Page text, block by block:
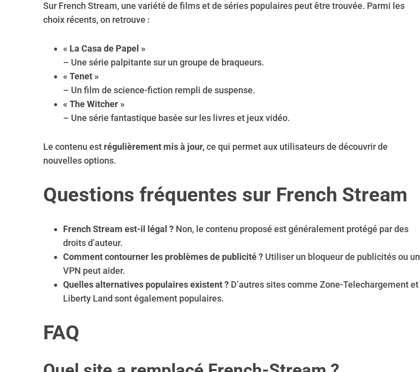
Sur French Stream, une variété de films et de séries populaires peut être trouvée. Parmi les
choix récents, on retrouve :
« La Casa de Papel »
– Une série palpitante sur un groupe de braqueurs.
« Tenet »
– Un film de science-fiction rempli de suspense.
« The Witcher »
– Une série fantastique basée sur les livres et jeux vidéo.
Le contenu est régulièrement mis à jour,ce qui permet aux utilisateurs de découvrir de
nouvelles options.
Questions fréquentes sur French Stream
French Stream est-il légal ? Non, le contenu proposé est généralement protégé par des
droits d’auteur.
Comment contourner les problèmes de publicité ? Utiliser un bloqueur de publicités ou un
VPN peut aider.
Quelles alternatives populaires existent ? D’autres sites comme Zone-Telechargement et
Liberty Land sont également populaires.
FAQ